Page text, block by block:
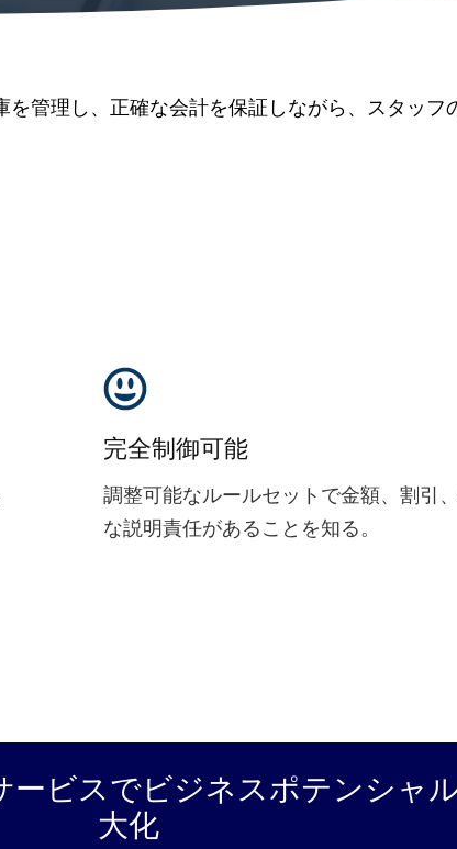
管理し、正確な会計を保証しながら、スタッフ
完全制御可能
調整可能なルールセットで金額、割引
な説明責任があることを知る。
ービスでビジネスポテンシャ
大化